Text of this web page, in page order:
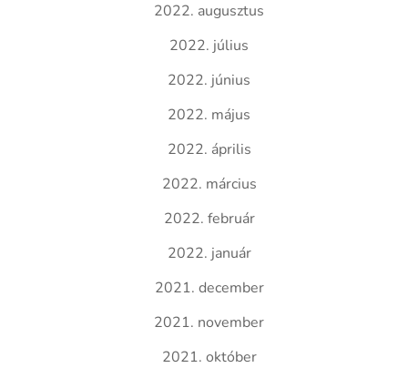
2022. augusztus
2022. július
2022. június
2022. május
2022. április
2022. március
2022. február
2022. január
2021. december
2021. november
2021. október